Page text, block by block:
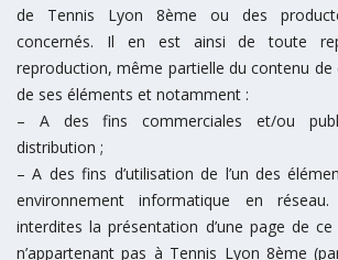
de Tennis Lyon 8ème ou des
concernés. Il en est ainsi de toute
reproduction, même partielle du contenu de
de ses éléments et notamment :
– A des fins commerciales et/ou
distribution ;
– A des fins d’utilisation de l’un des
environnement informatique en
interdites la présentation d’une page de
n’appartenant pas à Tennis Lyon 8ème